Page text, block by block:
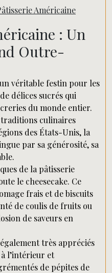
Américaine
: Un
Outre-
véritable festin pour les
délices sucrés qui
du monde entier.
culinaires
des États-Unis, la
par sa générosité, sa
de la pâtisserie
le cheesecake. Ce
frais et de biscuits
de coulis de fruits ou
de saveurs en
très appréciés
l’intérieur et
de pépites de